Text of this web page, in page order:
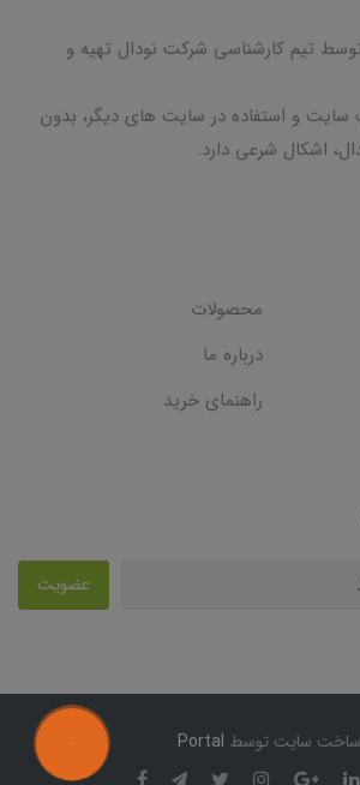
تیم کارشناسی شرکت نودال تهیه و
سایت و استفاده در سایت های دیگر، بدون
اشکال شرعی دارد.
محصولات
درباره ما
راهنمای خرید
عضویت
ساخت سایت توسط Portal